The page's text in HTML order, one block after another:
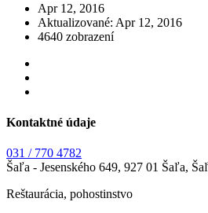
Apr 12, 2016
Aktualizované: Apr 12, 2016
4640 zobrazení
Kontaktné údaje
031 / 770 4782
Šaľa - Jesenského 649, 927 01 Šaľa,
Reštaurácia, pohostinstvo